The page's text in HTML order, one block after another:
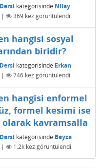
kategorisinde Nilay
| 369kez görüntülendi
hangisi sosyal
biridir?
kategorisinde Erkan
| 746kez görüntülendi
hangisi enformel
formel kesimi ise
kavramsalla
kategorisinde Beyza
| 1.2kkez görüntülendi